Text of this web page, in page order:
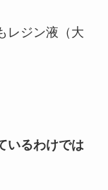
レジン液（大
いるわけでは